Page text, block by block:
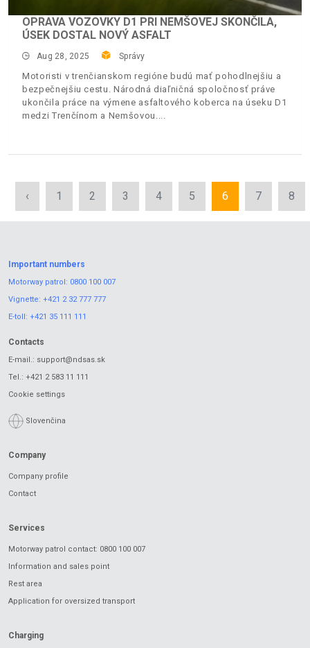
OPRAVA VOZOVKY D1 PRI NEMŠOVEJ SKONČILA,
ÚSEK DOSTAL NOVÝ ASFALT
Aug 28, 2025 Správy
Motoristi v trenčianskom regióne budú mať pohodlnejšiu a
bezpečnejšiu cestu. Národná diaľničná spoločnosť práve
ukončila práce na výmene asfaltového koberca na úseku D1
medzi Trenčínom a Nemšovou.
‹ 1 2 3 4 5 6 7 8
Important numbers
Motorway patrol: 0800 100 007
Vignette: +421 2 32 777 777
E-toll: +421 35 111 111
Contacts
E-mail.: support@ndsas.sk
Tel.: +421 2 583 11 111
Cookie settings
Slovenčina
Company
Company profile
Contact
Services
Motorway patrol contact: 0800 100 007
Information and sales point
Rest area
Application for oversized transport
Charging